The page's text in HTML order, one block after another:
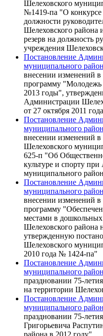
Шелеховского
№1419-па "О конкурсе
должности
Шелеховского района
резерв на должность
учреждения
Постановление
муниципального
внесении изменений
программу "Молодежь
2013 годы",
Администрации
от 27 октября 2011
Постановление
муниципального
внесении изменений
Шелеховского
625-п "Об
культуре и спорту
муниципального
Постановление
муниципального
внесении изменений
программу
местами в
Шелеховского района
утвержденную
Шелеховского
2010 года № 1424-па"
Постановление
муниципального
праздновании 75-
на территории
Постановление
муниципального
праздновании 75-
Григорьевича
района в 2012 году"